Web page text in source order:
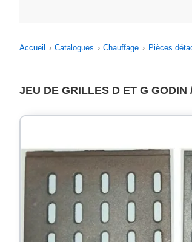
Accueil Catalogues Chauffage Pièces
JEU DE GRILLES D ET G